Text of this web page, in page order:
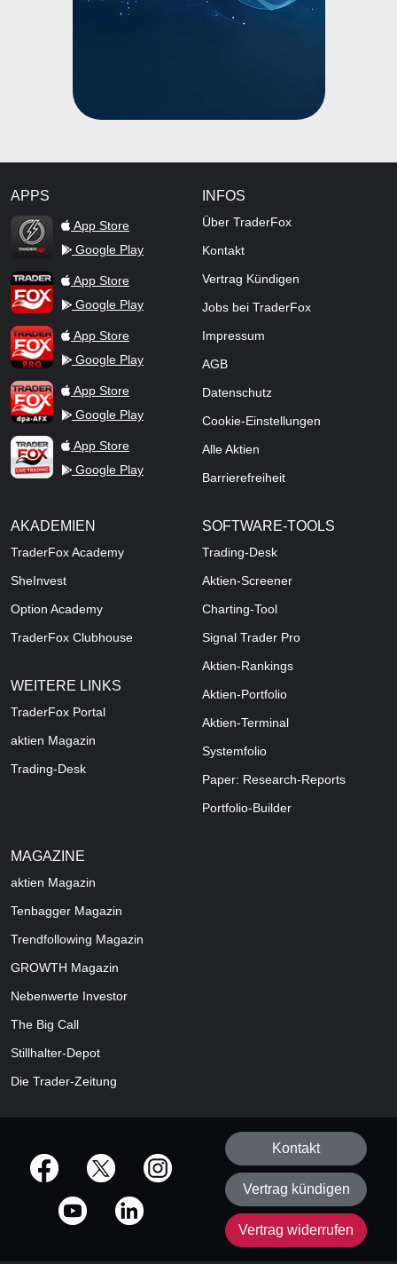
APPS
TraderFox Flash
App Store
Google Play
TraderFox AppApp Store
Google Play
TraderFox ProApp Store
Google Play
TraderFox dpa-AFX ProFeed
App Store
Google Play
TraderFox Live Trading
App Store
Google Play
INFOS
Über TraderFox
Kontakt
Vertrag Kündigen
Jobs bei TraderFox
Impressum
AGB
Datenschutz
Cookie-Einstellungen
Alle Aktien
Barrierefreiheit
AKADEMIEN
TraderFox Academy
SheInvest
Option Academy
TraderFox Clubhouse
WEITERE LINKS
TraderFox Portal
aktien Magazin
Trading-Desk
SOFTWARE-TOOLS
Trading-Desk
Aktien-Screener
Charting-Tool
Signal Trader Pro
Aktien-Rankings
Aktien-Portfolio
Aktien-Terminal
Systemfolio
Paper: Research-Reports
Portfolio-Builder
MAGAZINE
aktien Magazin
Tenbagger Magazin
Trendfollowing Magazin
GROWTH Magazin
Nebenwerte Investor
The Big Call
Stillhalter-Depot
Die Trader-Zeitung
offizielle Social Media-Accounts
Kontakt
Vertrag kündigen
Vertrag widerrufen